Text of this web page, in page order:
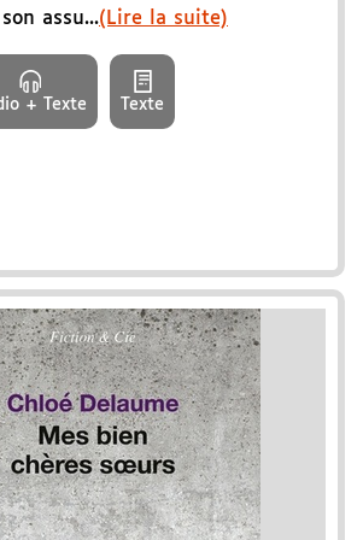
assu...(Lire la suite)
+ Texte Texte